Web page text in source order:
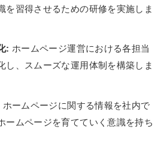
を習得させるための研修を実施しま
: ホームページ運営における各担当
し、スムーズな運用体制を構築しま
ホームページに関する情報を社内で
ームページを育てていく意識を持ち